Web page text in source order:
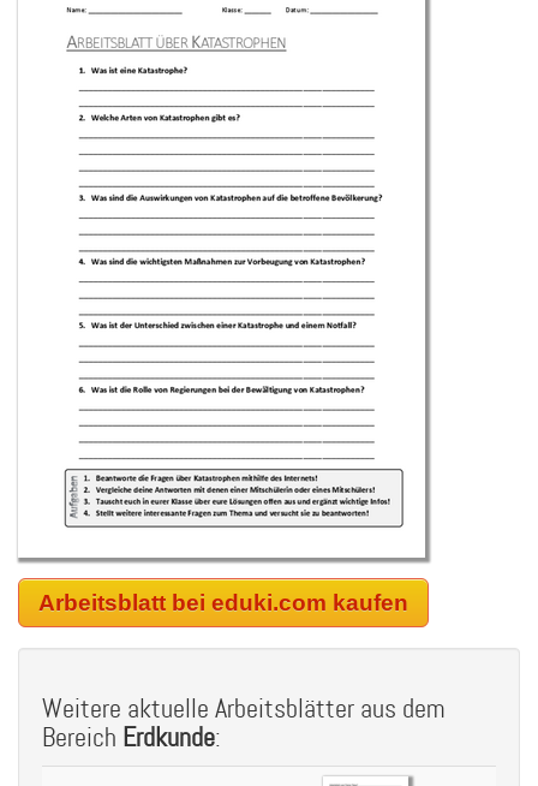
Arbeitsblatt bei eduki.com kaufen
Weitere aktuelle Arbeitsblätter aus dem
Bereich Erdkunde: